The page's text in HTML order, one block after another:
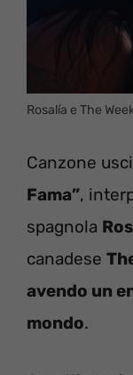
Rosalía e The
Canzone
Fama”,
spagnola
canadese
avendo un
mondo.